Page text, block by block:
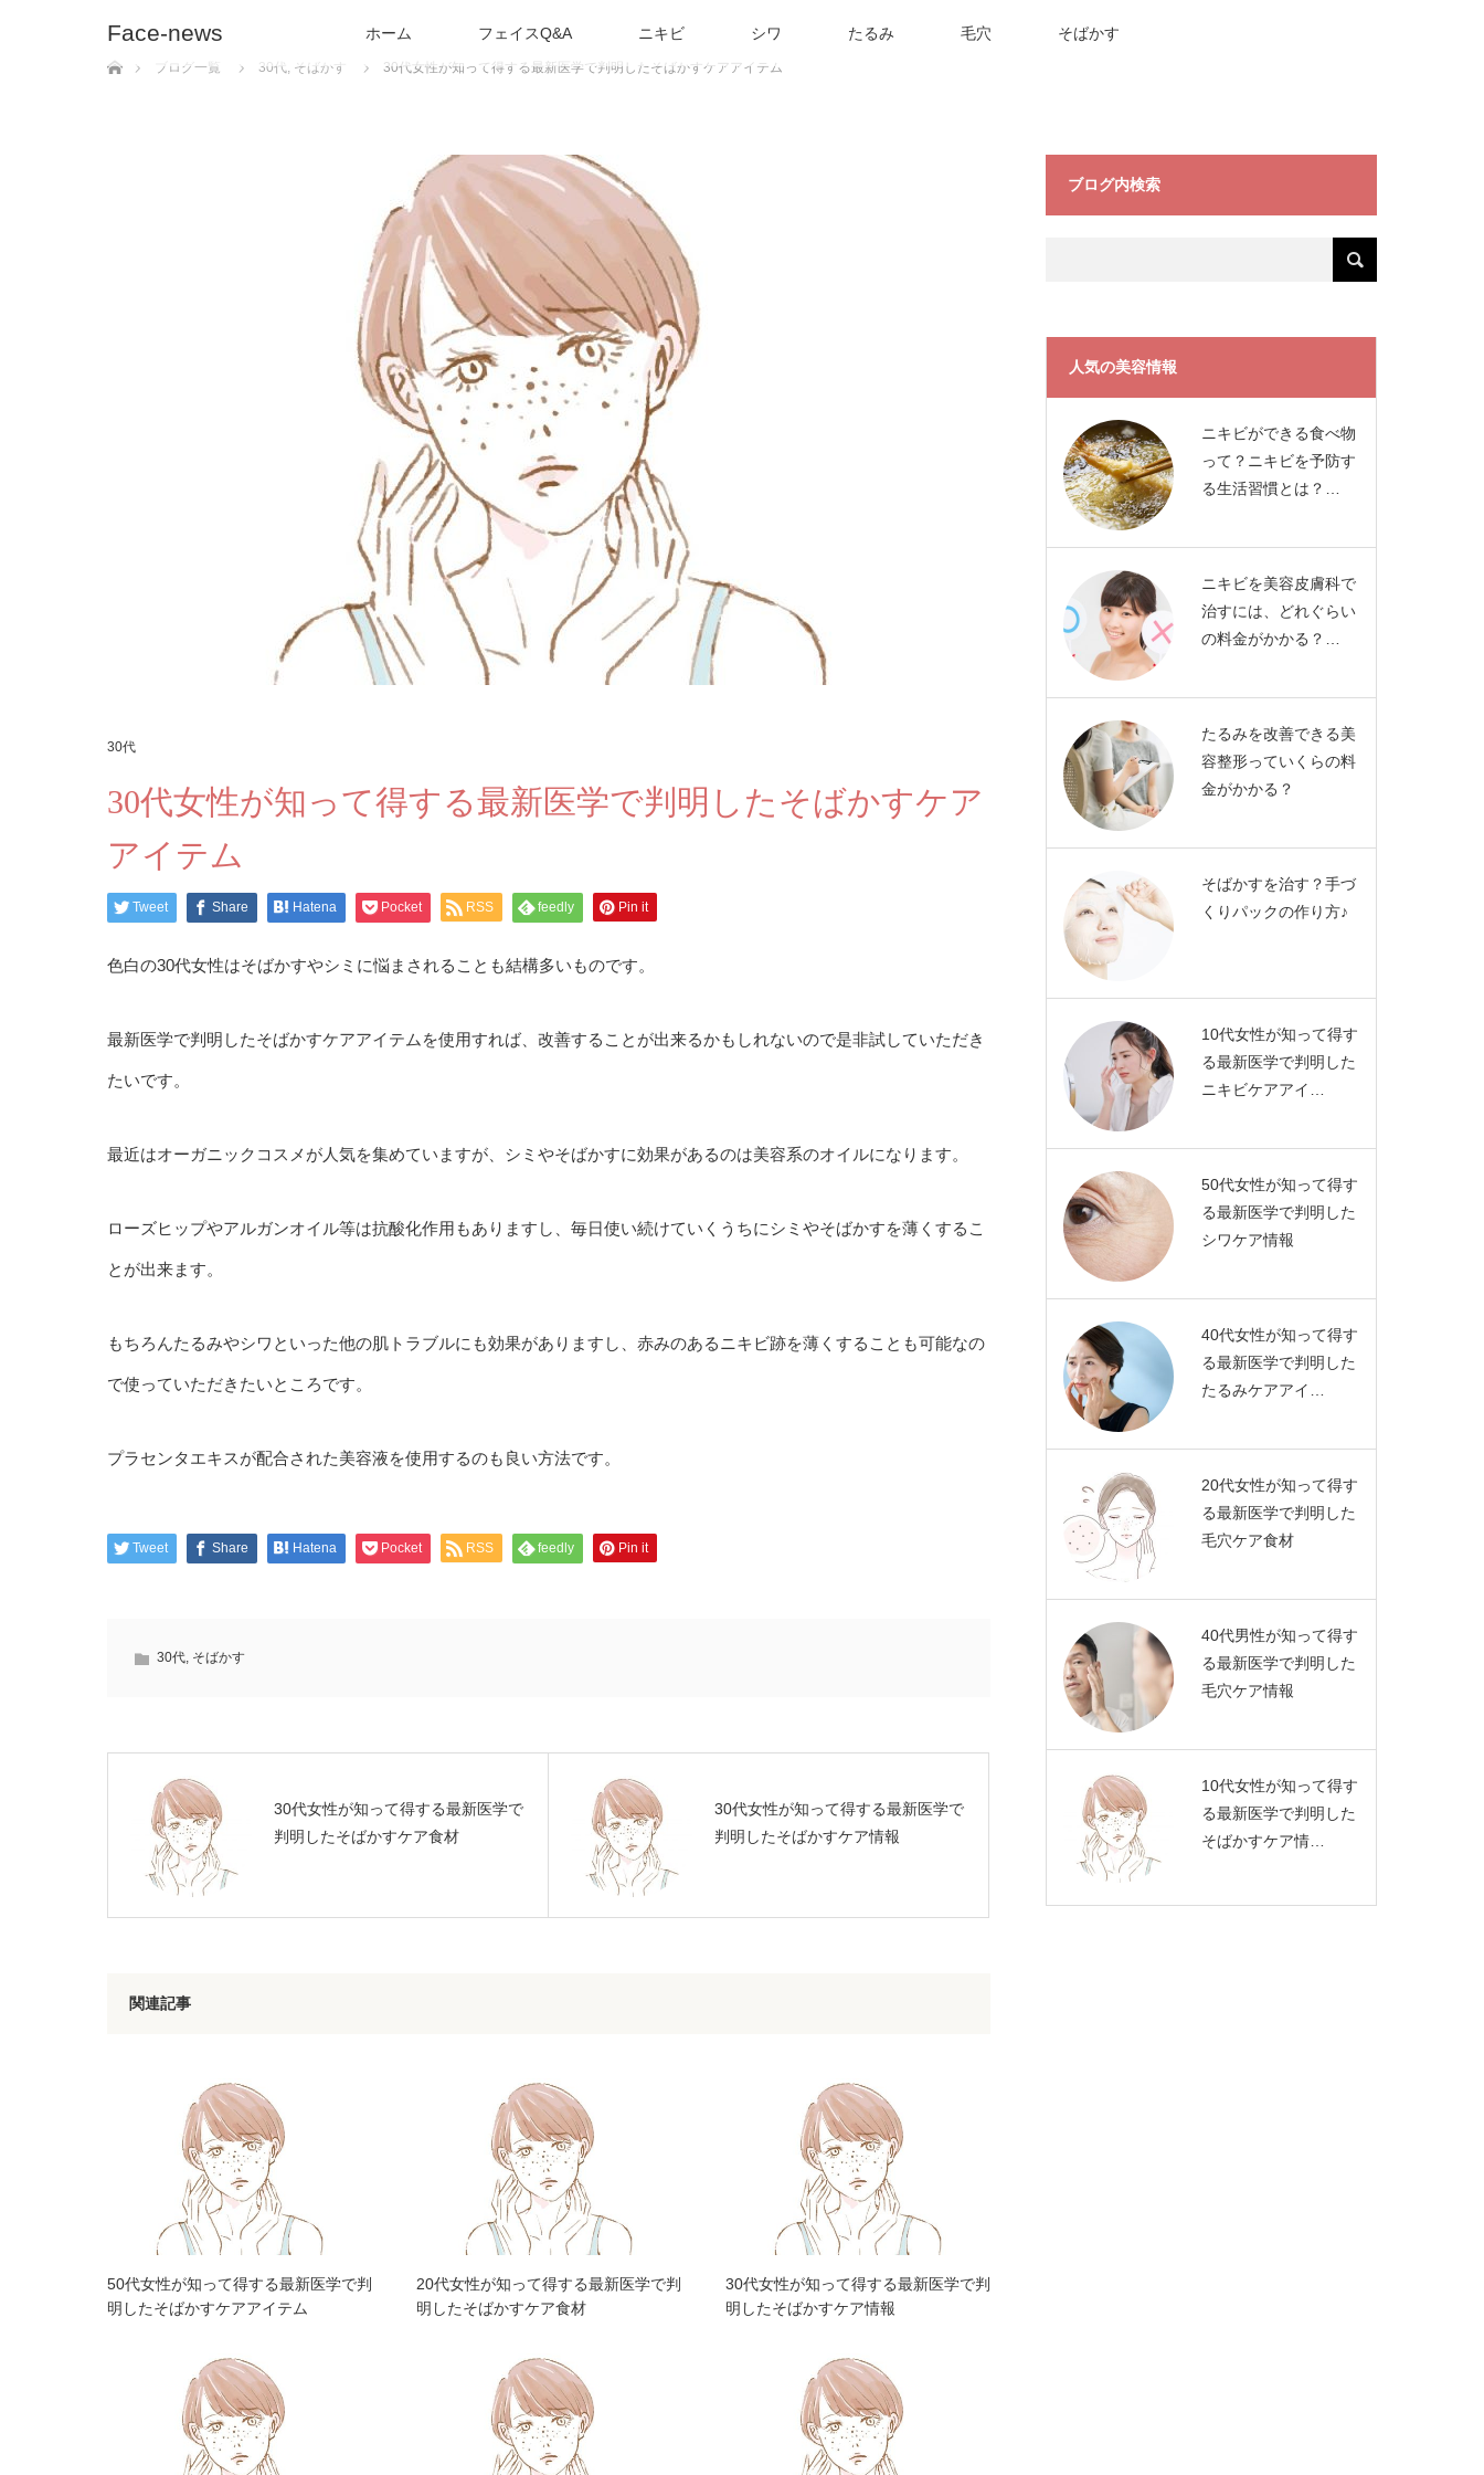
Face-news ホーム フェイスQ&A ニキビ シワ たるみ 毛穴 そばかす
ホーム
ブログ一覧
30代, そばかす 30代女性が知って得する最新医学で判明したそばかすケアアイテム
30代
30代女性が知って得する最新医学で判明したそばかすケア
アイテム
Tweet Share Hatena Pocket RSS feedly Pin it
色白の30代女性はそばかすやシミに悩まされることも結構多いものです。
最新医学で判明したそばかすケアアイテムを使用すれば、改善することが出来るかもしれないので是非試していただき
たいです。
最近はオーガニックコスメが人気を集めていますが、シミやそばかすに効果があるのは美容系のオイルになります。
ローズヒップやアルガンオイル等は抗酸化作用もありますし、毎日使い続けていくうちにシミやそばかすを薄くするこ
とが出来ます。
もちろんたるみやシワといった他の肌トラブルにも効果がありますし、赤みのあるニキビ跡を薄くすることも可能なの
で使っていただきたいところです。
プラセンタエキスが配合された美容液を使用するのも良い方法です。
Tweet Share Hatena Pocket RSS feedly Pin it
30代, そばかす
30代女性が知って得する最新医学で
判明したそばかすケア食材
30代女性が知って得する最新医学で
判明したそばかすケア情報
関連記事
50代女性が知って得する最新医学で判
明したそばかすケアアイテム
20代女性が知って得する最新医学で判
明したそばかすケア食材
30代女性が知って得する最新医学で判
明したそばかすケア情報
ブログ内検索
人気の美容情報
ニキビができる食べ物
って？ニキビを予防す
る生活習慣とは？…
ニキビを美容皮膚科で
治すには、どれぐらい
の料金がかかる？…
たるみを改善できる美
容整形っていくらの料
金がかかる？
そばかすを治す？手づ
くりパックの作り方♪
10代女性が知って得す
る最新医学で判明した
ニキビケアアイ…
50代女性が知って得す
る最新医学で判明した
シワケア情報
40代女性が知って得す
る最新医学で判明した
たるみケアアイ…
20代女性が知って得す
る最新医学で判明した
毛穴ケア食材
40代男性が知って得す
る最新医学で判明した
毛穴ケア情報
10代女性が知って得す
る最新医学で判明した
そばかすケア情…